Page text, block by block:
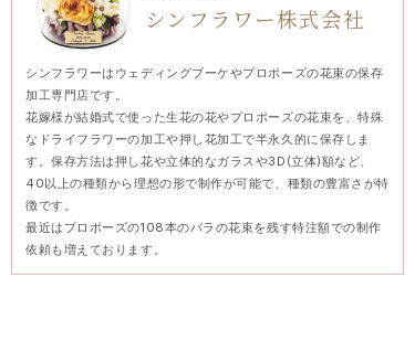
シンフラワー株式会社
シンフラワーはウェディングブーケやプロポーズの花束の保存
加工専門店です。
花嫁様が結婚式で使った生花の花やプロポーズの花束を、特殊
なドライフラワーの加工や押し花加工で半永久的に保存しま
す。保存方法は押し花や立体的なガラスや3D(立体)額など、
40以上の種類から理想の形で制作が可能で、種類の豊富さが特
徴です。
最近はプロポーズの108本のバラの花束を残す特注額での制作
依頼も増えております。